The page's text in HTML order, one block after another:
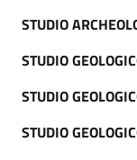
STUDIO
STUDIO
STUDIO
STUDIO